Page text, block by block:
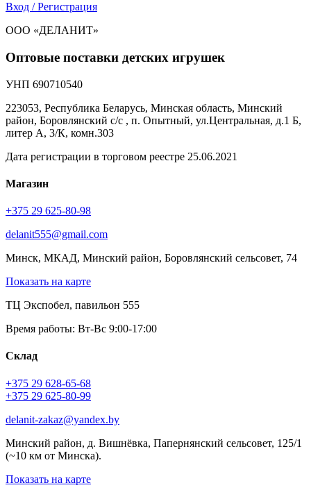
Вход / Регистрация
ООО «ДЕЛАНИТ»
Оптовые поставки детских игрушек
УНП 690710540
223053, Республика Беларусь, Минская область, Минский
район, Боровлянский с/с , п. Опытный, ул.Центральная, д.1 Б,
литер А, 3/К, комн.303
Дата регистрации в торговом реестре 25.06.2021
Магазин
+375 29 625-80-98
delanit555@gmail.com
Минск, МКАД, Минский район, Боровлянский сельсовет, 74
Показать на карте
ТЦ Экспобел, павильон 555
Время работы: Вт-Вс 9:00-17:00
Склад
+375 29 628-65-68
+375 29 625-80-99
delanit-zakaz@yandex.by
Минский район, д. Вишнёвка, Папернянский сельсовет, 125/1
(~10 км от Минска).
Показать на карте